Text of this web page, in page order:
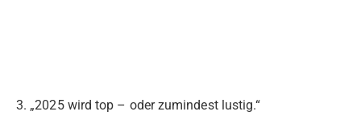
3. „2025 wird top – oder zumindest lustig.“